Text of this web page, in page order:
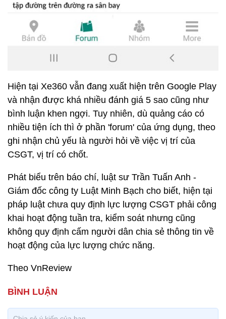
Hiện tại Xe360 vẫn đang xuất hiện trên Google Play
và nhận được khá nhiều đánh giá 5 sao cũng như
bình luận khen ngợi. Tuy nhiên, dù quảng cáo có
nhiều tiện ích thì ở phần 'forum' của ứng dụng, theo
ghi nhận chủ yếu là người hỏi về việc vị trí của
CSGT, vị trí có chốt.
Phát biểu trên báo chí, luật sư Trần Tuấn Anh -
Giám đốc công ty Luật Minh Bạch cho biết, hiện tại
pháp luật chưa quy định lực lượng CSGT phải công
khai hoạt động tuần tra, kiểm soát nhưng cũng
không quy định cấm người dân chia sẻ thông tin về
hoạt động của lực lượng chức năng.
Theo VnReview